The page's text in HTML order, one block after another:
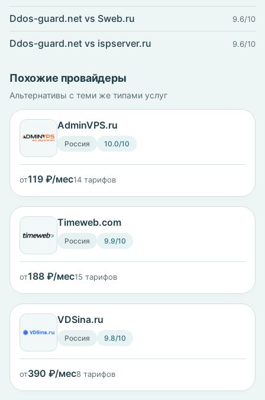
Ddos-guard.net vs Sweb.ru 9.6/10
Ddos-guard.net vs ispserver.ru 9.6/10
Похожие провайдеры
Альтернативы с теми же типами услуг
AdminVPS.ru
Россия 10.0/10
от119 ₽/мес14 тарифов
Timeweb.com
Россия 9.9/10
от188 ₽/мес15 тарифов
VDSina.ru
Россия 9.8/10
от390 ₽/мес8 тарифов